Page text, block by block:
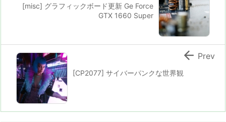
[misc] グラフィックボード更新 Ge Force
GTX 1660 Super
[CP2077] サイバーパンクな世界観
 Prev